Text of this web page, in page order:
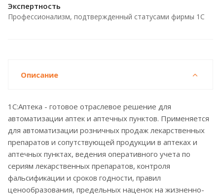
Экспертность
Профессионализм, подтвержденный статусами фирмы 1С
Описание
1С:Аптека - готовое отраслевое решение для
автоматизации аптек и аптечных пунктов. Применяется
для автоматизации розничных продаж лекарственных
препаратов и сопутствующей продукции в аптеках и
аптечных пунктах, ведения оперативного учета по
сериям лекарственных препаратов, контроля
фальсификации и сроков годности, правил
ценообразования, предельных наценок на жизненно-